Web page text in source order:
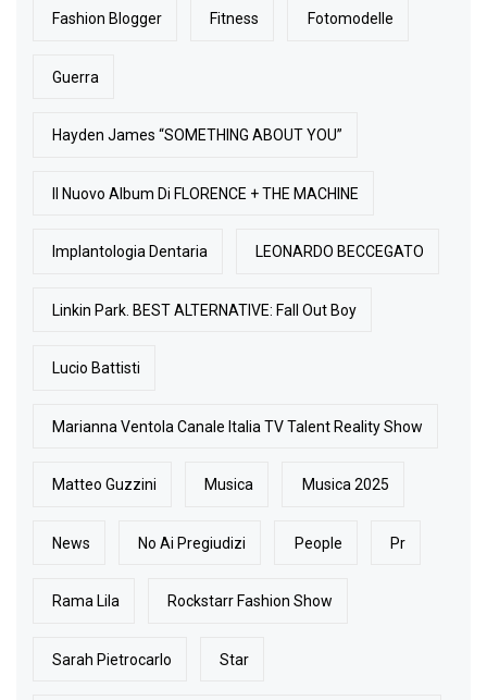
Fashion Blogger Fitness Fotomodelle
Guerra
Hayden James “SOMETHING ABOUT YOU”
Il Nuovo Album Di FLORENCE + THE MACHINE
Implantologia Dentaria LEONARDO BECCEGATO
Linkin Park. BEST ALTERNATIVE: Fall Out Boy
Lucio Battisti
Marianna Ventola Canale Italia TV Talent Reality Show
Matteo Guzzini Musica Musica 2025
News No Ai Pregiudizi People Pr
Rama Lila Rockstarr Fashion Show
Sarah Pietrocarlo Star